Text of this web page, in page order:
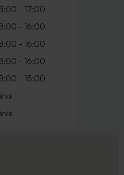
- 17:00
- 16:00
- 16:00
- 16:00
- 15:00